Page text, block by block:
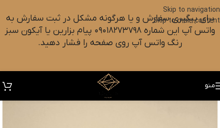
Skip to navigation
Skip to main content
برای پیگیری سفارش و یا هرگونه مشکل در ثبت سفارش به
واتس آپ این شماره ۰۹۰۱۸۲۷۳۷۹۸ پیام بزارین یا آیکون سبز
رنگ واتس آپ روی صفحه را فشار دهید.
منو